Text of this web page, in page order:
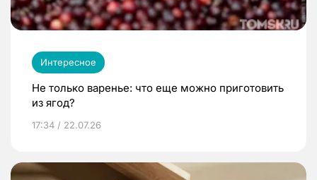
Интересное
Не только варенье: что еще можно приготовить
из ягод?
17:34 / 22.07.26